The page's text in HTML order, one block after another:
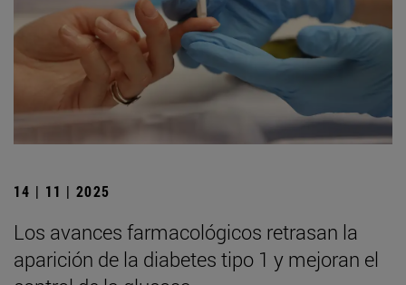
14 | 11 | 2025
Los avances farmacológicos retrasan la
aparición de la diabetes tipo 1 y mejoran el